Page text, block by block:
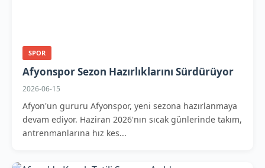
SPOR
Afyonspor Sezon Hazırlıklarını Sürdürüyor
2026-06-15
Afyon'un gururu Afyonspor, yeni sezona hazırlanmaya
devam ediyor. Haziran 2026'nın sıcak günlerinde takım,
antrenmanlarına hız kes...